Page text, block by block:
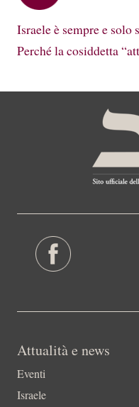
Israele è sempre e
Perché la cosiddetta
Attualità e news
Eventi
Israele